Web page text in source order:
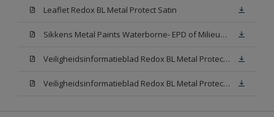
Leaflet Redox BL Metal Protect Satin
Sikkens Metal Paints Waterborne- EPD of Milieuproductverklaring
Veiligheidsinformatieblad Redox BL Metal Protect Satin N00 (MSDS)
Veiligheidsinformatieblad Redox BL Metal Protect Satin White W05 (MSDS)